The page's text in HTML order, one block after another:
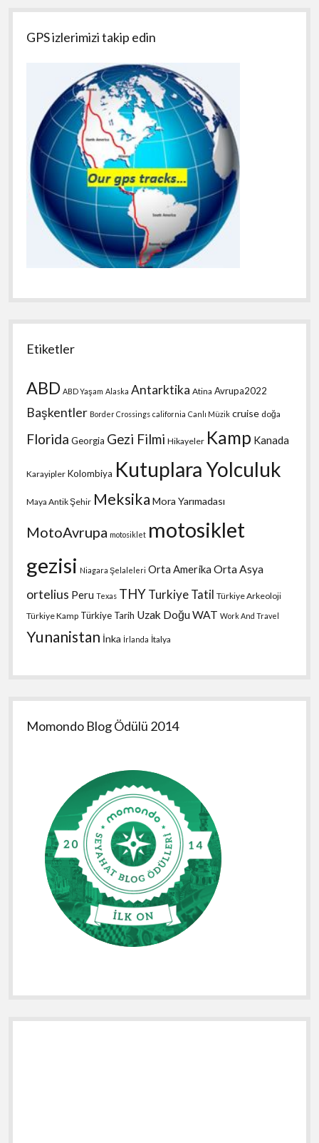
GPS izlerimizi takip edin
Etiketler
ABD ABD Yaşam Alaska Antarktika Atina Avrupa2022
Başkentler Border Crossings california Canlı Müzik cruise doğa
Florida Georgia Gezi Filmi Hikayeler Kamp Kanada
Karayipler Kolombiya Kutuplara Yolculuk
Maya Antik Şehir Meksika Mora Yarımadası
MotoAvrupa motosiklet motosiklet
gezisi Niagara Şelaleleri Orta Amerika Orta Asya
ortelius Peru Texas THYTurkiye Tatil Türkiye Arkeoloji
Türkiye Kamp Türkiye Tarih Uzak DoğuWAT Work And Travel
Yunanistan İnka İrlanda İtalya
Momondo Blog Ödülü 2014